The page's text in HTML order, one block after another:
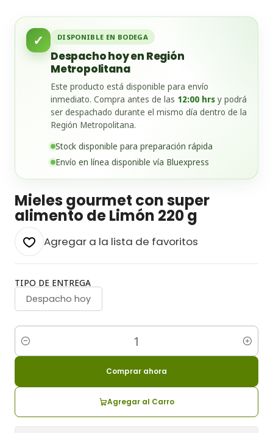
✓ DISPONIBLE EN BODEGA
Despacho hoy en Región
Metropolitana
Este producto está disponible para envío
inmediato. Compra antes de las 12:00 hrs y podrá
ser despachado durante el mismo día dentro de la
Región Metropolitana.
Stock disponible para preparación rápida
Envío en línea disponible vía Bluexpress
Mieles gourmet con super
alimento de Limón 220 g
Agregar a la lista de favoritos
TIPO DE ENTREGA
Despacho hoy
Cantidad
Agregar al Carro
Comprar ahora